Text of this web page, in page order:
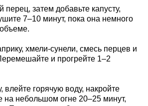
перец, затем добавьте капусту,
7–10 минут, пока она немного
хмели-сунели, смесь перцев и
и прогрейте 1–2
влейте горячую воду, накройте
на небольшом огне 20–25 минут,